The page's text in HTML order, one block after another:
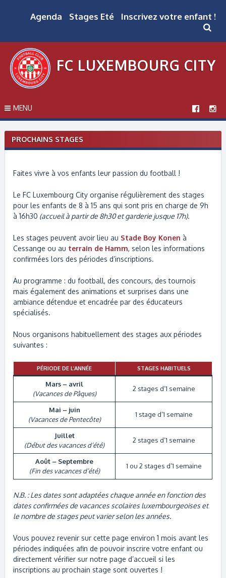
Agenda Stages Eté Inscrivez votre enfant !
FC LUXEMBOURG CITY
MENU
PROCHAINS STAGES
Faites vivre à vos enfants leur passion du football !
Le FC Luxembourg City organise régulièrement des stages
pour les enfants de 8 à 15 ans qui sont pris en charge de 9h
à 16h30 (accueil à partir de 8h30 et garderie jusque 17h).
Les stages peuvent avoir lieu au Stade Boy Konen à
Cessange ou au terrain de Hamm, selon les informations
confirmées lors des périodes d’inscriptions.
Au programme : du football, des concours, des tournois
mais également des animations et surprises dans une
ambiance détendue et encadrée par des éducateurs
spécialisés.
Nous organisons habituellement des stages aux périodes
suivantes :
PÉRIODE DE L’ANNÉE STAGES HABITUELS
Mars – avril
(Vacances de Pâques)
2 stages d’1 semaine
Mai – juin
(Vacances de Pentecôte)
1 stage d’1 semaine
Juillet
(Début des vacances d’été)
2 stages d’1 semaine
Août – Septembre
(Fin des vacances d’été)
1 ou 2 stages d’1 semaine
N.B. : Les dates sont adaptées chaque année en fonction des
dates confirmées de vacances scolaires luxembourgeoises et
le nombre de stages peut varier selon les années.
Vous pouvez revenir sur cette page environ 1 mois avant les
périodes indiquées afin de pouvoir inscrire votre enfant ou
directement vérifier sur notre page d’accueil si les
inscriptions au prochain stage sont ouvertes !